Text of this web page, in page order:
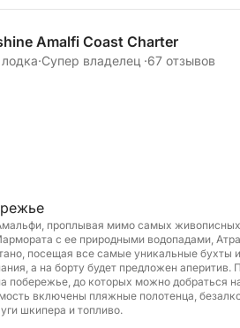
с теплого приветствия
вас в течение всего дня,
Амальфитанского побережья
морем. Полюбуйтесь
деревушками и
проведет вас по самым
на лодке.
сноркелинга
Amalfi Coast Charter
·Супер владелец ·67 отзывов
проплывая мимо самых живописных
с ее природными водопадами,
посещая все самые уникальные бухты
а на борту будет предложен
побережье, до которых можно добраться
включены пляжные полотенца,
шкипера и топливо.